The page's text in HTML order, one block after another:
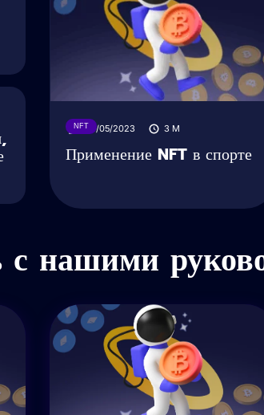
NFT20/05/2023 3 M
Применение NFT в спорте
с нашими